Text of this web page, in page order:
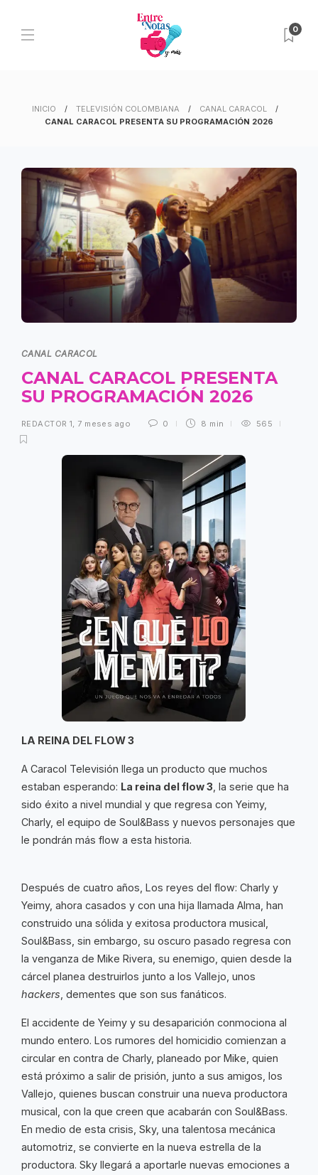
0
INICIO TELEVISIÓN COLOMBIANA
CANAL CARACOL
CANAL CARACOL PRESENTA SU PROGRAMACIÓN 2026
CANAL CARACOL
CANAL CARACOL PRESENTA
SU PROGRAMACIÓN 2026
REDACTOR 1, 7 meses ago 0 8 min 565
LA REINA DEL FLOW 3
A Caracol Televisión llega un producto que muchos
estaban esperando: La reina del flow 3 , la serie que ha
sido éxito a nivel mundial y que regresa con Yeimy,
Charly, el equipo de Soul&Bass y nuevos personajes que
le pondrán más flow a esta historia.
Después de cuatro años, Los reyes del flow: Charly y
Yeimy, ahora casados y con una hija llamada Alma, han
construido una sólida y exitosa productora musical,
Soul&Bass, sin embargo, su oscuro pasado regresa con
la venganza de Mike Rivera, su enemigo, quien desde la
cárcel planea destruirlos junto a los Vallejo, unos
hackers , dementes que son sus fanáticos.
El accidente de Yeimy y su desaparición conmociona al
mundo entero. Los rumores del homicidio comienzan a
circular en contra de Charly, planeado por Mike, quien
está próximo a salir de prisión, junto a sus amigos, los
Vallejo, quienes buscan construir una nueva productora
musical, con la que creen que acabarán con Soul&Bass.
En medio de esta crisis, Sky, una talentosa mecánica
automotriz, se convierte en la nueva estrella de la
productora. Sky llegará a aportarle nuevas emociones a